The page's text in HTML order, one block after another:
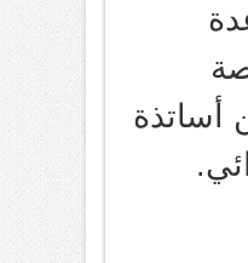
أساتذة